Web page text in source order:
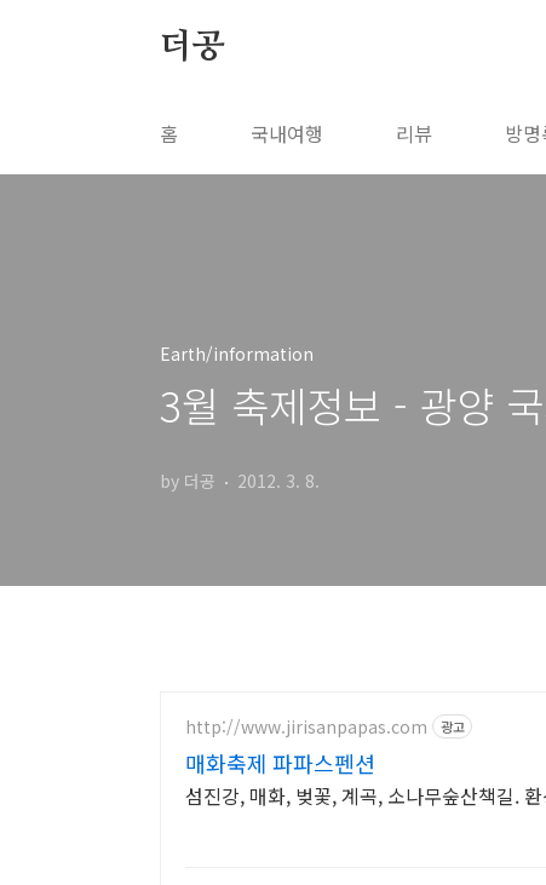
더공
홈 국내여행 리뷰 방
Earth/information
3월 축제정보 - 광양
by 더공 2012. 3. 8.
http://www.jirisanpapas.com 광고
매화축제 파파스펜션
섬진강, 매화, 벚꽃, 계곡, 소나무숲산책길.